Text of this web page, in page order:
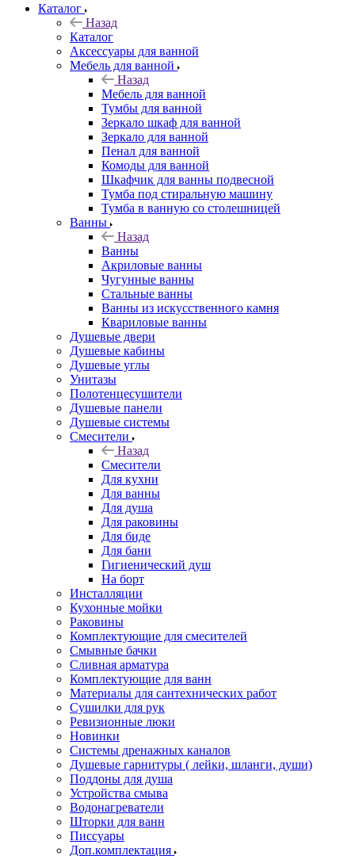
Каталог
Назад
Каталог
Аксессуары для ванной
Мебель для ванной
Назад
Мебель для ванной
Тумбы для ванной
Зеркало шкаф для ванной
Зеркало для ванной
Пенал для ванной
Комоды для ванной
Шкафчик для ванны подвесной
Тумба под стиральную машину
Тумба в ванную со столешницей
Ванны
Назад
Ванны
Акриловые ванны
Чугунные ванны
Стальные ванны
Ванны из искусственного камня
Квариловые ванны
Душевые двери
Душевые кабины
Душевые углы
Унитазы
Полотенцесушители
Душевые панели
Душевые системы
Смесители
Назад
Смесители
Для кухни
Для ванны
Для душа
Для раковины
Для биде
Для бани
Гигиенический душ
На борт
Инсталляции
Кухонные мойки
Раковины
Комплектующие для смесителей
Смывные бачки
Сливная арматура
Комплектующие для ванн
Материалы для сантехнических работ
Сушилки для рук
Ревизионные люки
Новинки
Системы дренажных каналов
Душевые гарнитуры ( лейки, шланги, души)
Поддоны для душа
Устройства смыва
Водонагреватели
Шторки для ванн
Писсуары
Доп.комплектация